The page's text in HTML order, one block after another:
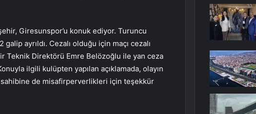
Giresunspor’u konuk ediyor. Turuncu
ayrıldı. Cezalı olduğu için maçı cezalı
Teknik Direktörü Emre Belözoğlu ile yan ceza
ilgili kulüpten yapılan açıklamada, olayın
sahibine de misafirperverlikleri için teşekkür